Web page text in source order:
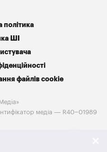
політика
ШІ
файлів cookie
медіа — R40−01989